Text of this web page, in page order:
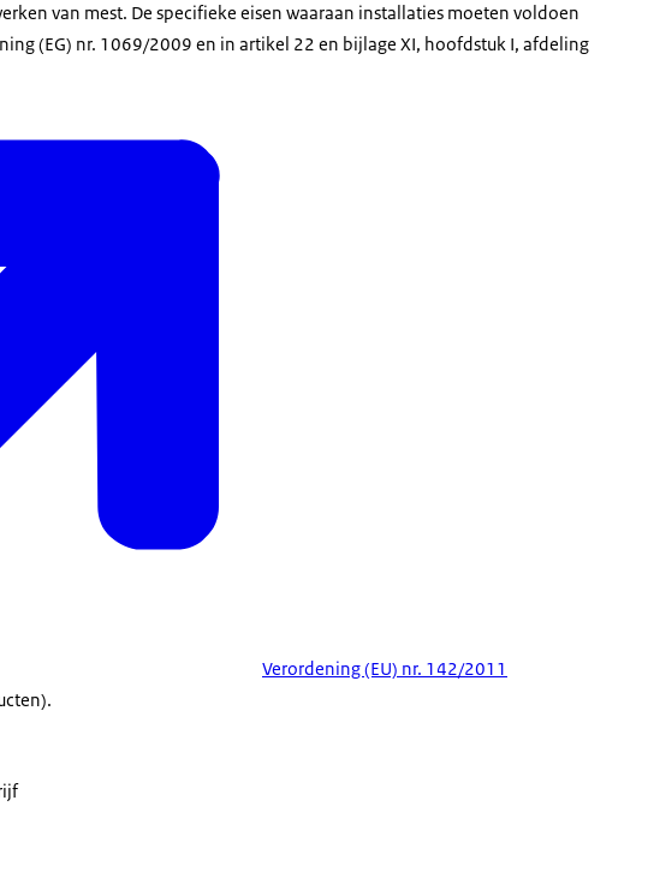
van mest. De specifieke eisen waaraan installaties moeten voldoen
(EG) nr. 1069/2009 en in artikel 22 en bijlage XI, hoofdstuk I, afdeling
Verordening (EU) nr. 142/2011